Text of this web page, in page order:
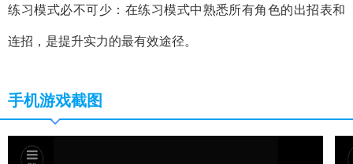
​​练习模式必不可少​​：在练习模式中熟悉所有角色的出招表和
连招，是提升实力的最有效途径。
手机游戏截图